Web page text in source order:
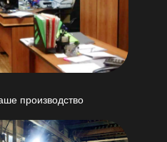
производство